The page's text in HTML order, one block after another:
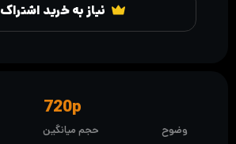
نیاز به خرید اشتراک
وضوح حجم میانگین
720p